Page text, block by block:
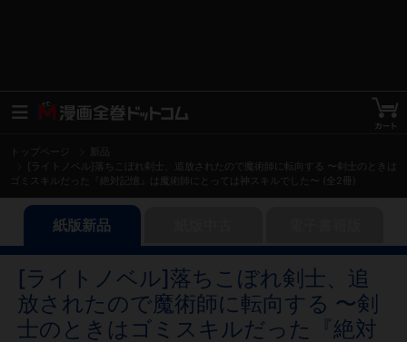
トップページ
[ライトノベル]落ちこぼれ剣士、追放されたので魔術師に転向する 〜剣士のときは
ゴミスキルだった『絶対記憶』は魔術師にとっては神スキルでした〜 (全2冊)
紙版新品
[ライトノベル]落ちこぼれ剣士、追
放されたので魔術師に転向する 〜剣
士のときはゴミスキルだった『絶対